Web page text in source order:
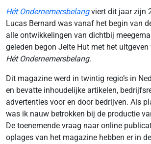
Hét Ondernemersbelangviert dit jaar zijn
Lucas Bernard was vanaf het begin van
alle ontwikkelingen van dichtbij
geleden begon Jelte Hut met het
Hét Ondernemersbelang.
Dit magazine werd in twintig regio’s in
en bevatte inhoudelijke artikelen,
advertenties voor en door bedrijven. Als
was ik nauw betrokken bij de productie
De toenemende vraag naar online
oplages van het magazine hebben er in